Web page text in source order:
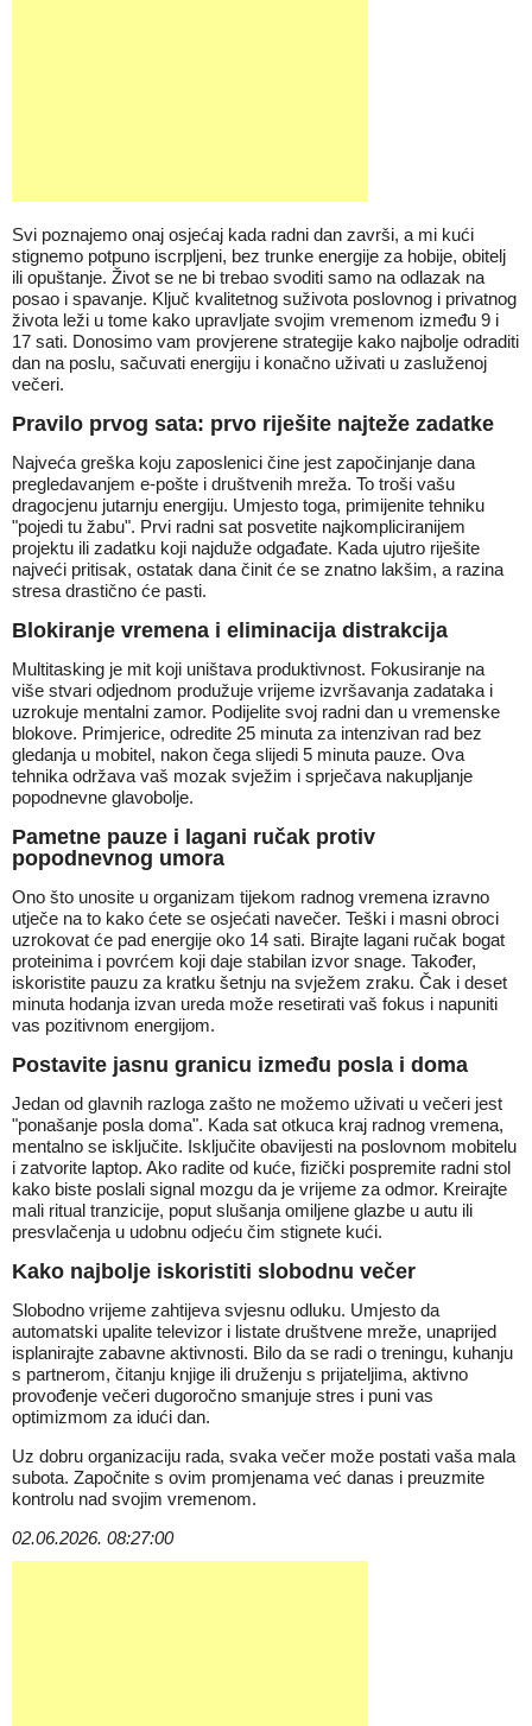
Svi poznajemo onaj osjećaj kada radni dan završi, a mi kući
stignemo potpuno iscrpljeni, bez trunke energije za hobije, obitelj
ili opuštanje. Život se ne bi trebao svoditi samo na odlazak na
posao i spavanje. Ključ kvalitetnog suživota poslovnog i privatnog
života leži u tome kako upravljate svojim vremenom između 9 i
17 sati. Donosimo vam provjerene strategije kako najbolje odraditi
dan na poslu, sačuvati energiju i konačno uživati u zasluženoj
večeri.
Pravilo prvog sata: prvo riješite najteže zadatke
Najveća greška koju zaposlenici čine jest započinjanje dana
pregledavanjem e-pošte i društvenih mreža. To troši vašu
dragocjenu jutarnju energiju. Umjesto toga, primijenite tehniku
"pojedi tu žabu". Prvi radni sat posvetite najkompliciranijem
projektu ili zadatku koji najduže odgađate. Kada ujutro riješite
najveći pritisak, ostatak dana činit će se znatno lakšim, a razina
stresa drastično će pasti.
Blokiranje vremena i eliminacija distrakcija
Multitasking je mit koji uništava produktivnost. Fokusiranje na
više stvari odjednom produžuje vrijeme izvršavanja zadataka i
uzrokuje mentalni zamor. Podijelite svoj radni dan u vremenske
blokove. Primjerice, odredite 25 minuta za intenzivan rad bez
gledanja u mobitel, nakon čega slijedi 5 minuta pauze. Ova
tehnika održava vaš mozak svježim i sprječava nakupljanje
popodnevne glavobolje.
Pametne pauze i lagani ručak protiv
popodnevnog umora
Ono što unosite u organizam tijekom radnog vremena izravno
utječe na to kako ćete se osjećati navečer. Teški i masni obroci
uzrokovat će pad energije oko 14 sati. Birajte lagani ručak bogat
proteinima i povrćem koji daje stabilan izvor snage. Također,
iskoristite pauzu za kratku šetnju na svježem zraku. Čak i deset
minuta hodanja izvan ureda može resetirati vaš fokus i napuniti
vas pozitivnom energijom.
Postavite jasnu granicu između posla i doma
Jedan od glavnih razloga zašto ne možemo uživati u večeri jest
"ponašanje posla doma". Kada sat otkuca kraj radnog vremena,
mentalno se isključite. Isključite obavijesti na poslovnom mobitelu
i zatvorite laptop. Ako radite od kuće, fizički pospremite radni stol
kako biste poslali signal mozgu da je vrijeme za odmor. Kreirajte
mali ritual tranzicije, poput slušanja omiljene glazbe u autu ili
presvlačenja u udobnu odjeću čim stignete kući.
Kako najbolje iskoristiti slobodnu večer
Slobodno vrijeme zahtijeva svjesnu odluku. Umjesto da
automatski upalite televizor i listate društvene mreže, unaprijed
isplanirajte zabavne aktivnosti. Bilo da se radi o treningu, kuhanju
s partnerom, čitanju knjige ili druženju s prijateljima, aktivno
provođenje večeri dugoročno smanjuje stres i puni vas
optimizmom za idući dan.
Uz dobru organizaciju rada, svaka večer može postati vaša mala
subota. Započnite s ovim promjenama već danas i preuzmite
kontrolu nad svojim vremenom.
02.06.2026. 08:27:00